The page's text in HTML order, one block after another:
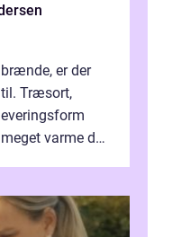
er der
Træsort,
varme du